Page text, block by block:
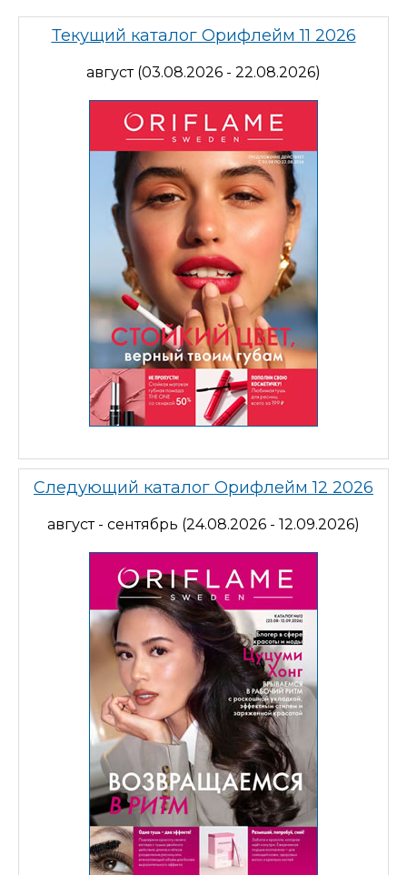
Текущий каталог Орифлейм 11 2026
август (03.08.2026 - 22.08.2026)
Следующий каталог Орифлейм 12 2026
август - сентябрь (24.08.2026 - 12.09.2026)